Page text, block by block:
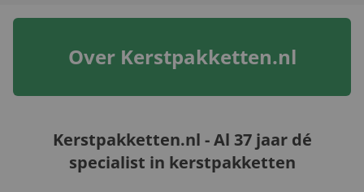
Over Kerstpakketten.nl
Kerstpakketten.nl - Al 37 jaar dé
specialist in kerstpakketten